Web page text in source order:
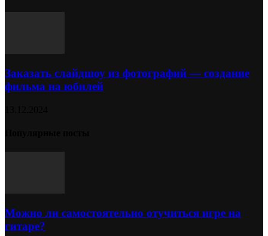
Заказать слайдшоу из фотографий — создание
фильма на юбилей
Можно ли самостоятельно отучиться игре на
гитаре?